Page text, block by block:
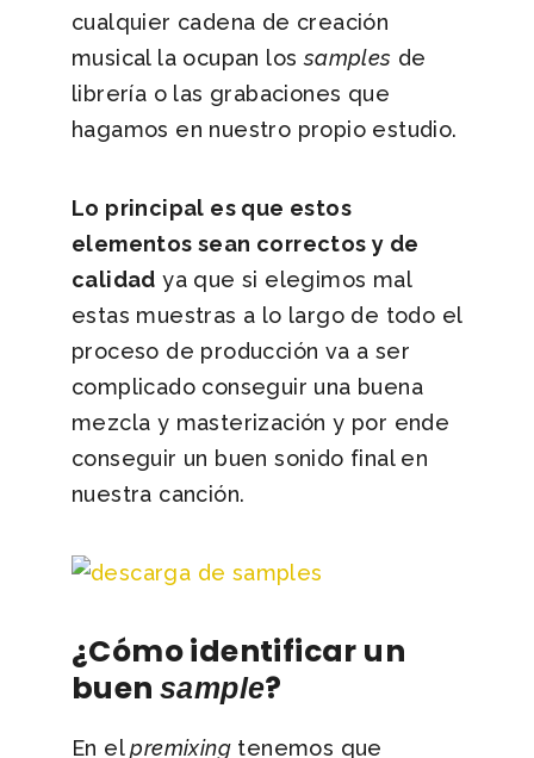
cualquier cadena de creación
musical la ocupan lossamples de
librería o las grabaciones que
hagamos en nuestro propio estudio.
Lo principal es que estos
elementos sean correctos y de
calidad ya que si elegimos mal
estas muestras a lo largo de todo el
proceso de producción va a ser
complicado conseguir una buena
mezcla y masterización y por ende
conseguir un buen sonido final en
nuestra canción.
¿Cómo identificar un
buen sample?
En elpremixing tenemos que